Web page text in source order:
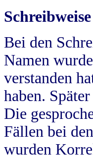
Bei den
Namen
verstanden
haben.
Die
Fällen bei
wurden